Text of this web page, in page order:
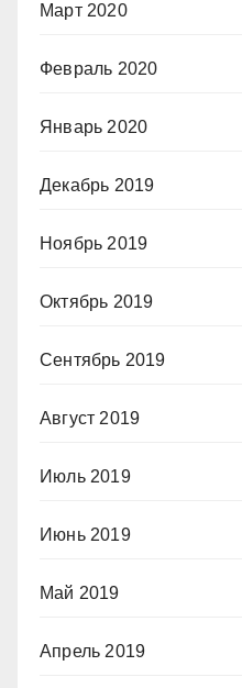
Март 2020
Февраль 2020
Январь 2020
Декабрь 2019
Ноябрь 2019
Октябрь 2019
Сентябрь 2019
Август 2019
Июль 2019
Июнь 2019
Май 2019
Апрель 2019